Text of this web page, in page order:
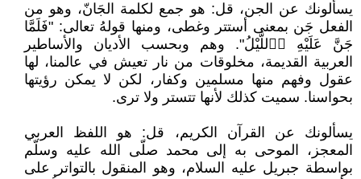
يسألونك عن الجن، قل: هو جمع لكلمة الجَانّ، وهو من
الفعل جَن بمعنى أستتر وغطى، ومنها قولهُ تعالى: "فَلَمَّا
جَنَّ عَلَيْهِ اؐللَّيْلُ". وهم وبحسب الأديان والأساطير
العربية القديمة، مخلوقات من نار تعيش في عالمنا، لها
عقول وفهم منها مسلمين وكفار، لكن لا يمكن رؤيتها
بحواسنا. سميت كذلك لأنها تتستر ولا ترى.
يسألونك عن القرآن الكريم، قل: هو اللفظ العربي
المعجز، الموحى به إلى محمد صلّى الله عليه وسلّم
بواسطة جبريل عليه السلام، وهو المنقول بالتواتر على